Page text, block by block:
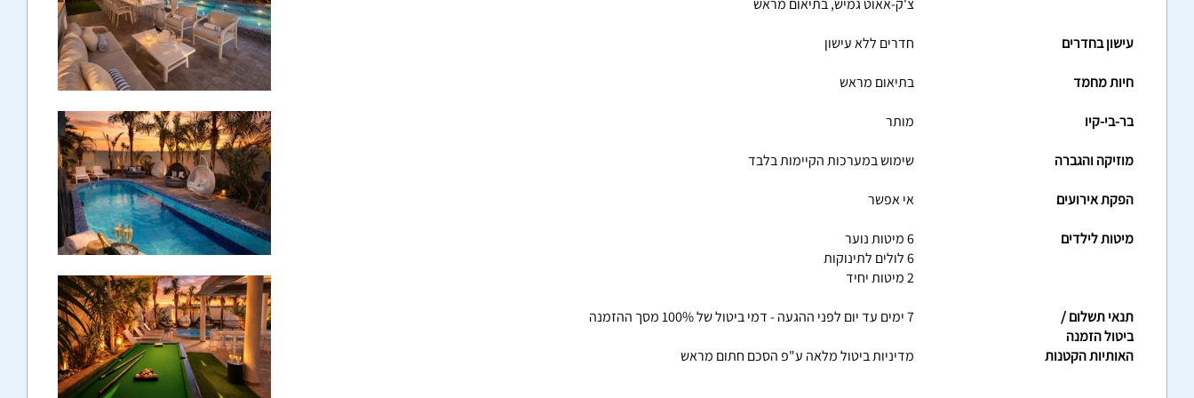
צ'ק-אאוט גמיש, בתיאום מראש
עישון בחדרים חדרים ללא עישון
חיות מחמד בתיאום מראש
בר-בי-קיו מותר
מוזיקה והגברה שימוש במערכות הקיימות בלבד
הפקת אירועים אי אפשר
מיטות לילדים
6 מיטות נוער
6 לולים לתינוקות
2 מיטות יחיד
תנאי תשלום /
ביטול הזמנה
7 ימים עד יום לפני ההגעה - דמי ביטול של 100% מסך ההזמנה
האותיות הקטנות מדיניות ביטול מלאה ע"פ הסכם חתום מראש